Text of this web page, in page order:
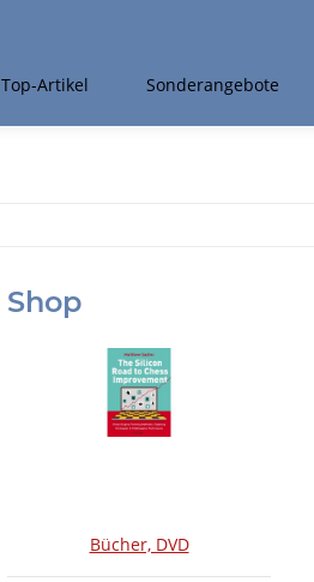
Top-Artikel Sonderangebote
Shop
Bücher, DVD